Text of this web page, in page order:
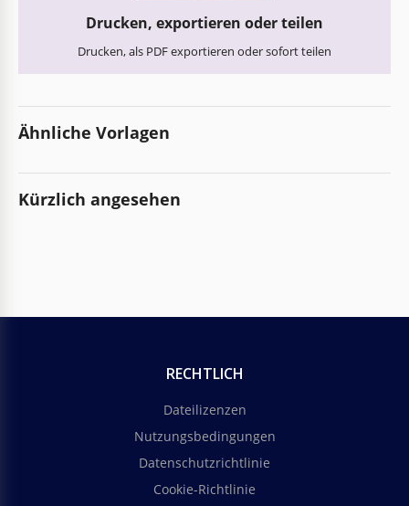
Drucken, exportieren oder teilen
Drucken, als PDF exportieren oder sofort teilen
Ähnliche Vorlagen
Kürzlich angesehen
RECHTLICH
Dateilizenzen
Nutzungsbedingungen
Datenschutzrichtlinie
Cookie-Richtlinie